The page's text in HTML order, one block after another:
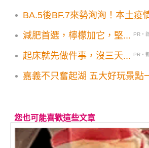
BA.5後BF.7來勢洶洶！本土疫
減肥首選，檸檬加它，堅...
PR・
起床就先做件事，沒三天... PR・
嘉義不只奮起湖 五大好玩景點
您也可能喜歡這些文章